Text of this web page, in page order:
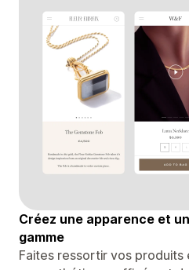
Créez une apparence et
gamme
Faites ressortir vos